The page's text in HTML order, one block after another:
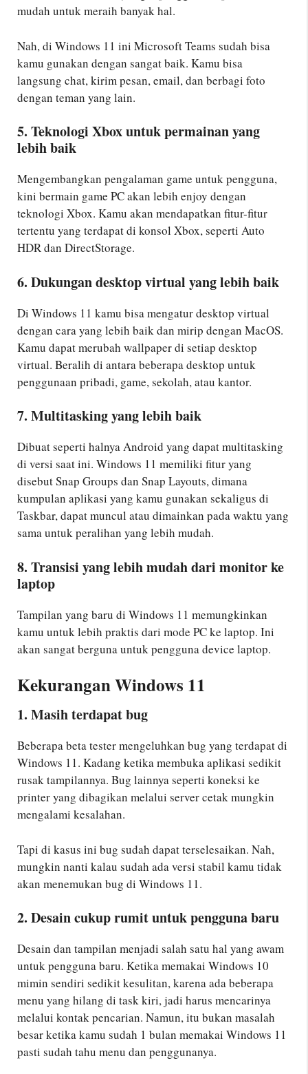
mudah untuk meraih banyak hal.
Nah, di Windows 11 ini Microsoft Teams sudah bisa
kamu gunakan dengan sangat baik. Kamu bisa
langsung chat, kirim pesan, email, dan berbagi foto
dengan teman yang lain.
5. Teknologi Xbox untuk permainan yang
lebih baik
Mengembangkan pengalaman game untuk pengguna,
kini bermain game PC akan lebih enjoy dengan
teknologi Xbox. Kamu akan mendapatkan fitur-fitur
tertentu yang terdapat di konsol Xbox, seperti Auto
HDR dan DirectStorage.
6. Dukungan desktop virtual yang lebih baik
Di Windows 11 kamu bisa mengatur desktop virtual
dengan cara yang lebih baik dan mirip dengan MacOS.
Kamu dapat merubah wallpaper di setiap desktop
virtual. Beralih di antara beberapa desktop untuk
penggunaan pribadi, game, sekolah, atau kantor.
7. Multitasking yang lebih baik
Dibuat seperti halnya Android yang dapat multitasking
di versi saat ini. Windows 11 memiliki fitur yang
disebut Snap Groups dan Snap Layouts, dimana
kumpulan aplikasi yang kamu gunakan sekaligus di
Taskbar, dapat muncul atau dimainkan pada waktu yang
sama untuk peralihan yang lebih mudah.
8. Transisi yang lebih mudah dari monitor ke
laptop
Tampilan yang baru di Windows 11 memungkinkan
kamu untuk lebih praktis dari mode PC ke laptop. Ini
akan sangat berguna untuk pengguna device laptop.
Kekurangan Windows 11
1. Masih terdapat bug
Beberapa beta tester mengeluhkan bug yang terdapat di
Windows 11. Kadang ketika membuka aplikasi sedikit
rusak tampilannya. Bug lainnya seperti koneksi ke
printer yang dibagikan melalui server cetak mungkin
mengalami kesalahan.
Tapi di kasus ini bug sudah dapat terselesaikan. Nah,
mungkin nanti kalau sudah ada versi stabil kamu tidak
akan menemukan bug di Windows 11.
2. Desain cukup rumit untuk pengguna baru
Desain dan tampilan menjadi salah satu hal yang awam
untuk pengguna baru. Ketika memakai Windows 10
mimin sendiri sedikit kesulitan, karena ada beberapa
menu yang hilang di task kiri, jadi harus mencarinya
melalui kontak pencarian. Namun, itu bukan masalah
besar ketika kamu sudah 1 bulan memakai Windows 11
pasti sudah tahu menu dan penggunanya.